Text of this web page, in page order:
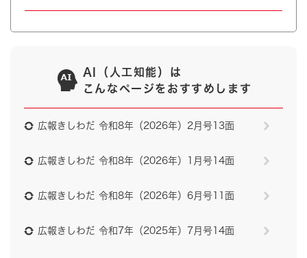
AI（人工知能）は
こんなページをおすすめします
広報きしわだ 令和8年（2026年）2月号13面
広報きしわだ 令和8年（2026年）1月号14面
広報きしわだ 令和8年（2026年）6月号11面
広報きしわだ 令和7年（2025年）7月号14面